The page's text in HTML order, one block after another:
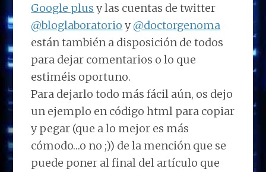
Google plus y las cuentas de twitter
@bloglaboratorio y@doctorgenoma
están también a disposición de todos
para dejar comentarios o lo que
estiméis oportuno.
Para dejarlo todo más fácil aún, os dejo
un ejemplo en código html para copiar
y pegar (que a lo mejor es más
cómodo…o no ;)) de la mención que se
puede poner al final del artículo que